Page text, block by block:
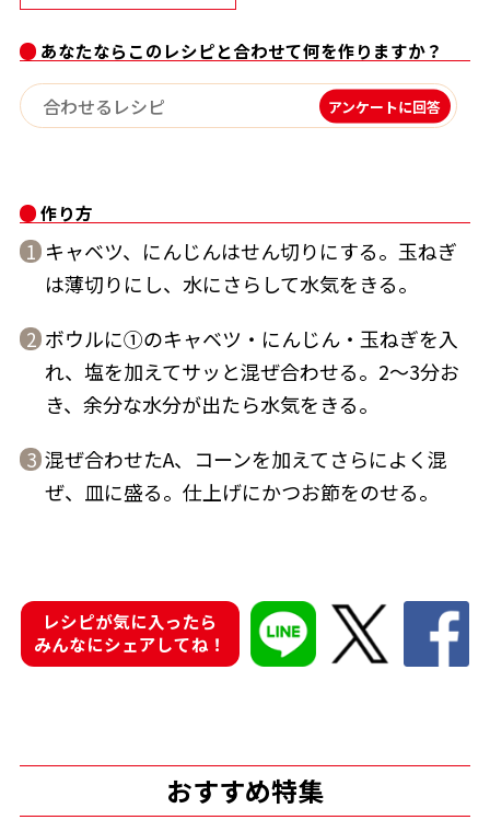
だしパック
あなたならこのレシピと合わせて何を作りますか？
アンケートに回答
作り方
1 キャベツ、にんじんはせん切りにする。玉ねぎ
は薄切りにし、水にさらして水気をきる。
2 ボウルに①のキャベツ・にんじん・玉ねぎを入
れ、塩を加えてサッと混ぜ合わせる。2〜3分お
き、余分な水分が出たら水気をきる。
3 混ぜ合わせたA、コーンを加えてさらによく混
ぜ、皿に盛る。仕上げにかつお節をのせる。
レシピが気に入ったら
みんなにシェアしてね！
おすすめ特集